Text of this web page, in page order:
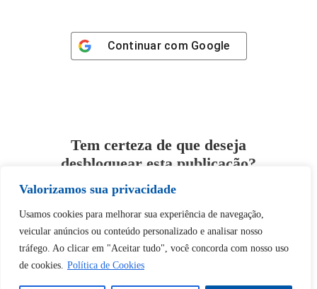
Valorizamos sua privacidade
Usamos cookies para melhorar sua experiência de navegação,
veicular anúncios ou conteúdo personalizado e analisar nosso
tráfego. Ao clicar em "Aceitar tudo", você concorda com nosso uso
de cookies. Política de Cookies
Continuar com Google
Tem certeza de que deseja
desbloquear esta publicação?
Sim Não